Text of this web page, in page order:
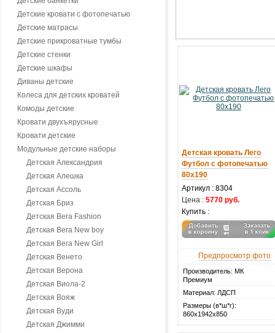
Детские кровати с фотопечатью
Детские матрасы
Детские прикроватные тумбы
Детские стенки
Детские шкафы
Диваны детские
Колеса для детских кроватей
Комоды детские
Кровати двухъярусные
Кровати детские
Модульные детские наборы
Детская Александрия
Детская Алешка
Детская Ассоль
Детская Бриз
Детская Вега Fashion
Детская Вега New boy
Детская Вега New Girl
Детская Венето
Детская Верона
Детская Виола-2
Детская Вояж
Детская Вуди
Детская Джимми
Детская кровать Лего
Футбол с фотопечатью
80х190
Артикул : 8304
Цена : 5770 руб.
Купить :
Предпросмотр фото
Производитель: МК
Премиум
Материал: ЛДСП
Размеры (в*ш*г):
860х1942х850